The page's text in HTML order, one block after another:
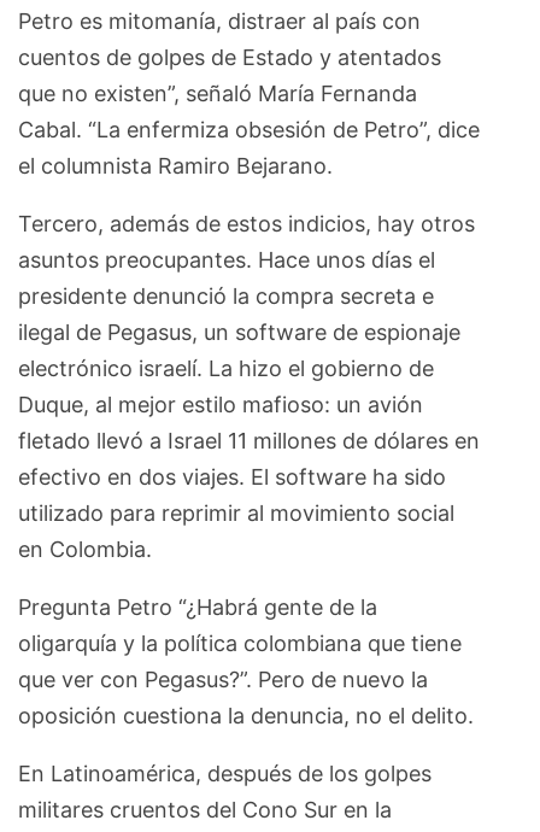
Petro es mitomanía, distraer al país con
cuentos de golpes de Estado y atentados
que no existen”, señaló María Fernanda
Cabal. “La enfermiza obsesión de Petro”, dice
el columnista Ramiro Bejarano.
Tercero, además de estos indicios, hay otros
asuntos preocupantes. Hace unos días el
presidente denunció la compra secreta e
ilegal de Pegasus, un software de espionaje
electrónico israelí. La hizo el gobierno de
Duque, al mejor estilo mafioso: un avión
fletado llevó a Israel 11 millones de dólares en
efectivo en dos viajes. El software ha sido
utilizado para reprimir al movimiento social
en Colombia.
Pregunta Petro “¿Habrá gente de la
oligarquía y la política colombiana que tiene
que ver con Pegasus?”. Pero de nuevo la
oposición cuestiona la denuncia, no el delito.
En Latinoamérica, después de los golpes
militares cruentos del Cono Sur en la